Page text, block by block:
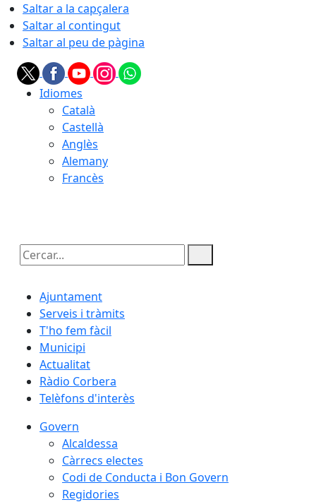
Saltar a la capçalera
Saltar al contingut
Saltar al peu de pàgina
Idiomes
Català
Castellà
Anglès
Alemany
Francès
Cercar:
Ajuntament
Serveis i tràmits
T'ho fem fàcil
Municipi
Actualitat
Ràdio Corbera
Telèfons d'interès
Govern
Alcaldessa
Càrrecs electes
Codi de Conducta i Bon Govern
Regidories